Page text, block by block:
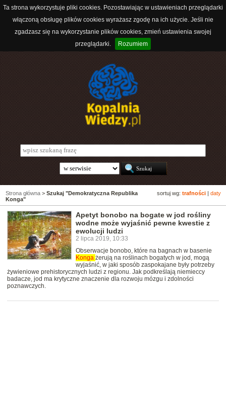
Ta strona wykorzystuje pliki cookies. Pozostawiając w ustawieniach przeglądarki
włączoną obsługę plików cookies wyrażasz zgodę na ich użycie. Jeśli nie
zgadzasz się na wykorzystanie plików cookies, zmień ustawienia swojej
przeglądarki.
Rozumiem
sortuj wg: trafności daty
Strona główna > Szukaj "Demokratyczna Republika
Konga"
Apetyt bonobo na bogate w jod rośliny
wodne może wyjaśnić pewne kwestie z
ewolucji ludzi
2 lipca 2019, 10:33
Obserwacje bonobo, które na bagnach w basenie
Konga żerują na roślinach bogatych w jod, mogą
wyjaśnić, w jaki sposób zaspokajane były potrzeby
żywieniowe prehistorycznych ludzi z regionu. Jak podkreślają niemieccy
badacze, jod ma krytyczne znaczenie dla rozwoju mózgu i zdolności
poznawczych.